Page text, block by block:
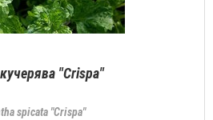
"Crispa"
spicata "Crispa"